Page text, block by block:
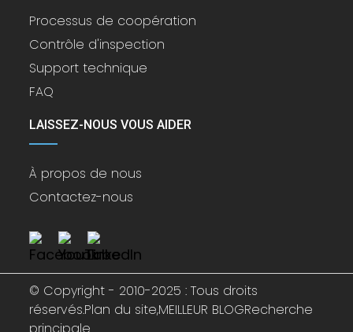
Processus de coopération
Contrôle d'inspection
Support technique
FAQ
LAISSEZ-NOUS VOUS AIDER
À propos de nous
Contactez-nous
© Copyright - 2010-2025 : Tous droits
réservés.Plan du site,MEILLEUR BLOGRecherche